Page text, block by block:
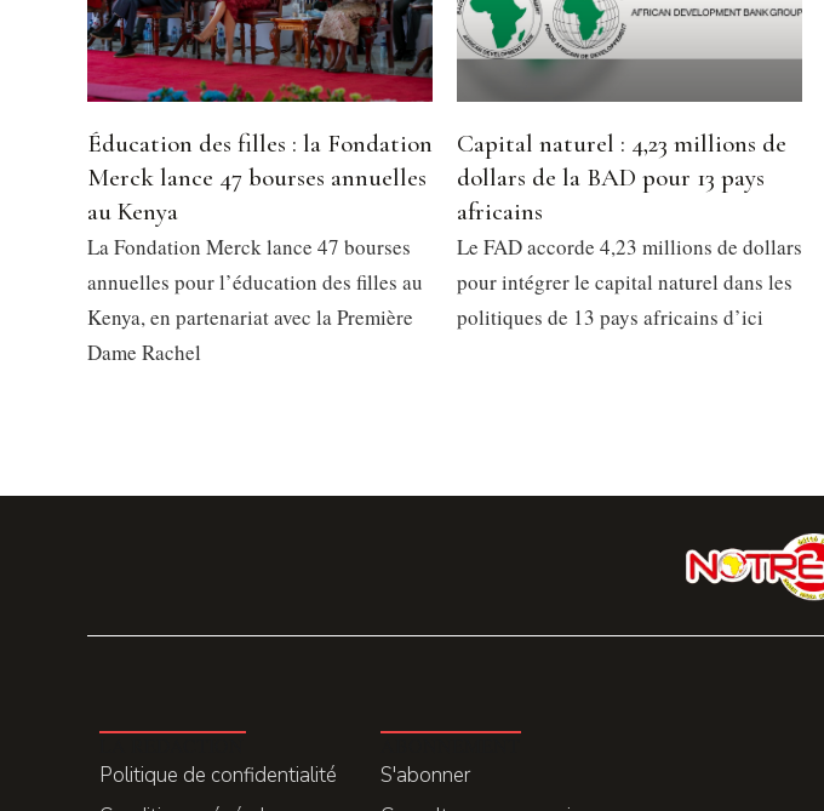
Éducation des filles : la Fondation
Merck lance 47 bourses annuelles
au Kenya
La Fondation Merck lance 47 bourses
annuelles pour l’éducation des filles au
Kenya, en partenariat avec la Première
Dame Rachel
Capital naturel : 4,23 millions de
dollars de la BAD pour 13 pays
africains
Le FAD accorde 4,23 millions de dollars
pour intégrer le capital naturel dans les
politiques de 13 pays africains d’ici
Politique de confidentialité
S'abonner